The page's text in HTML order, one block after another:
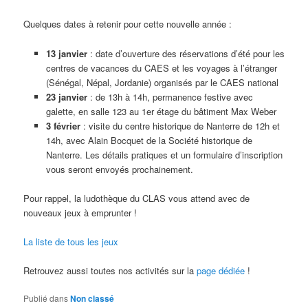
Quelques dates à retenir pour cette nouvelle année :
13 janvier : date d’ouverture des réservations d’été pour les
centres de vacances du CAES et les voyages à l’étranger
(Sénégal, Népal, Jordanie) organisés par le CAES national
23 janvier : de 13h à 14h, permanence festive avec
galette, en salle 123 au 1er étage du bâtiment Max Weber
3 février: visite du centre historique de Nanterre de 12h et
14h, avec Alain Bocquet de la Société historique de
Nanterre. Les détails pratiques et un formulaire d’inscription
vous seront envoyés prochainement.
Pour rappel, la ludothèque du CLAS vous attend avec de
nouveaux jeux à emprunter !
La liste de tous les jeux
Retrouvez aussi toutes nos activités sur lapage dédiée !
Publié dansNon classé